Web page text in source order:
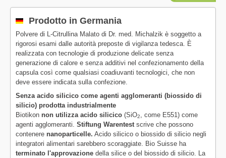
Prodotto in Germania
Polvere di L-Citrullina Malato di Dr. med. Michalzik è soggetto a
rigorosi esami dalle autorità preposte di vigilanza tedesca. È
realizzata con tecnologie di produzione delicate senza
generazione di calore e senza additivi nel confezionamento della
capsula così come qualsiasi coadiuvanti tecnologici, che non
deve essere indicata sulla confezione.
Senza acido silicico come agenti agglomeranti (biossido di
silicio) prodotta industrialmente
Biotikon non utilizza acido silicico (SiO2
, come E551) come
agenti agglomeranti. Stiftung Warentest scrive che possono
contenere nanoparticelle. Acido silicico o biossido di silicio negli
integratori alimentari sarebbero scoraggiate. Bio Suisse ha
terminato l'approvazione della silice o del biossido di silicio. La